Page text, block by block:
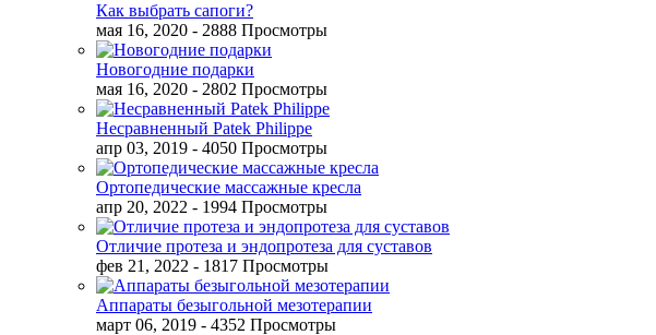
Как выбрать сапоги?
мая 16, 2020 - 2888 Просмотры
Новогодние подарки
мая 16, 2020 - 2802 Просмотры
Несравненный Patek Philippe
апр 03, 2019 - 4050 Просмотры
Ортопедические массажные кресла
апр 20, 2022 - 1994 Просмотры
Отличие протеза и эндопротеза для суставов
фев 21, 2022 - 1817 Просмотры
Аппараты безыгольной мезотерапии
март 06, 2019 - 4352 Просмотры